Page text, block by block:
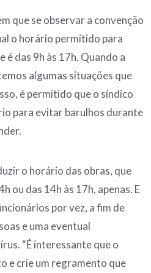
que se observar a convenção
o horário permitido para
das 9h às 17h. Quando a
algumas situações que
é permitido que o síndico
para evitar barulhos durante
o horário das obras, que
ou das 14h às 17h, apenas. E
por vez, a fim de
e uma eventual
“É interessante que o
e crie um regramento que